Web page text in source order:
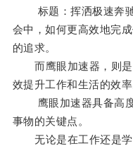
标题：挥洒极速奔驰
会中，如何更高效地完
的追求。
而鹰眼加速器，则是
效提升工作和生活的效率
鹰眼加速器具备高度
事物的关键点。
无论是在工作还是学